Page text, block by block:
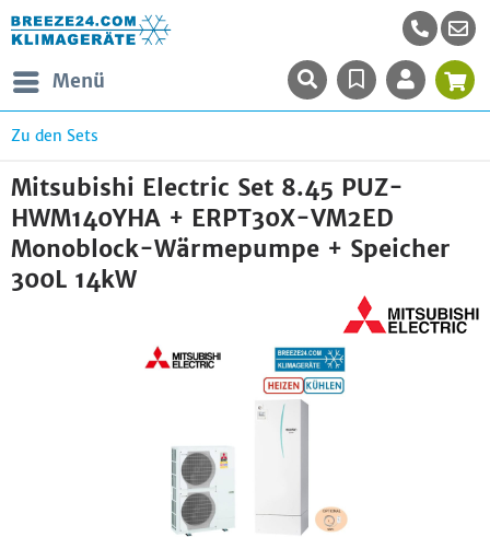
Menü
Zu den Sets
Mitsubishi Electric Set 8.45 PUZ-
HWM140YHA + ERPT30X-VM2ED
Monoblock-Wärmepumpe + Speicher
300L 14kW